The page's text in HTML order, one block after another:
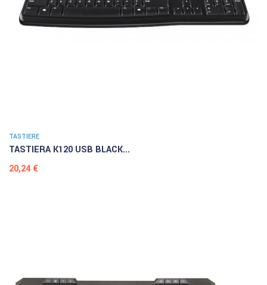
TASTIERE
TASTIERA K120 USB BLACK...
Prezzo
20,24 €